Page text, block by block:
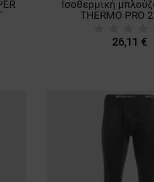
Ισοθερμική
THERMO PRO
26,11 €